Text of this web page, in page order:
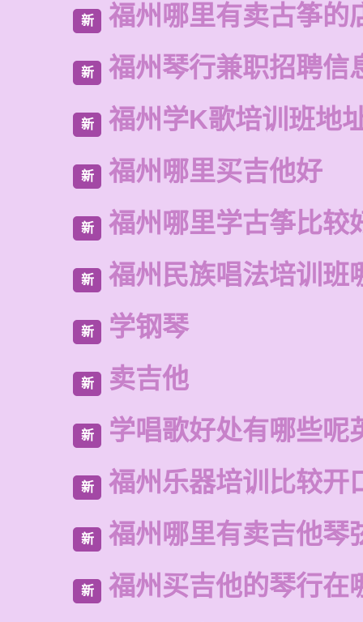
新 福州哪里有卖古筝的
新 福州琴行兼职招聘信
新 福州学K歌培训班地
新 福州哪里买吉他好
新 福州哪里学古筝比较
新 福州民族唱法培训班
新 学钢琴
新 卖吉他
新 学唱歌好处有哪些呢
新 福州乐器培训比较开
新 福州哪里有卖吉他琴
新 福州买吉他的琴行在